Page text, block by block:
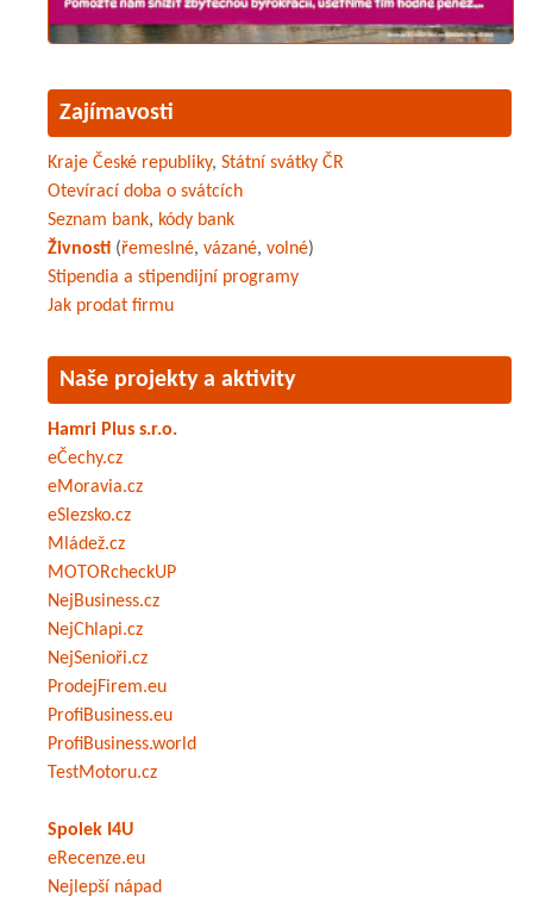
Zajímavosti
Kraje České republiky, Státní svátky ČR
Otevírací doba o svátcích
Seznam bank, kódy bank
Živnosti (řemeslné, vázané, volné)
Stipendia a stipendijní programy
Jak prodat firmu
Naše projekty a aktivity
Hamri Plus s.r.o.
eČechy.cz
eMoravia.cz
eSlezsko.cz
Mládež.cz
MOTORcheckUP
NejBusiness.cz
NejChlapi.cz
NejSenioři.cz
ProdejFirem.eu
ProfiBusiness.eu
ProfiBusiness.world
TestMotoru.cz
Spolek I4U
eRecenze.eu
Nejlepší nápad